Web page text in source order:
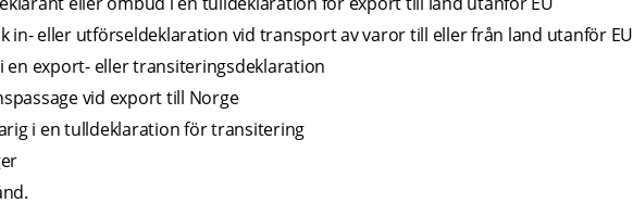
in- eller utförseldeklaration vid transport av varor till eller från land utanför EU
export- eller transiteringsdeklaration
vid export till Norge
i en tulldeklaration för transitering